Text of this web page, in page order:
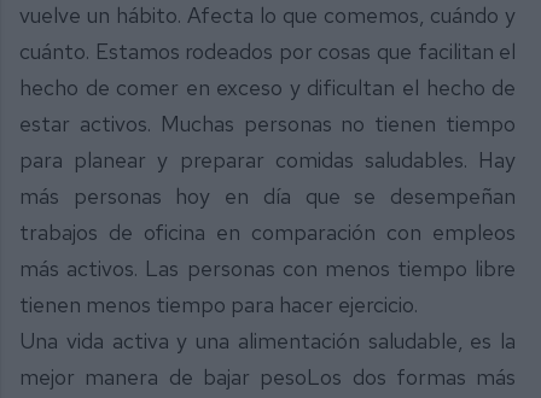
vuelve un hábito. Afecta lo que comemos, cuándo y
cuánto. Estamos rodeados por cosas que facilitan el
hecho de comer en exceso y dificultan el hecho de
estar activos. Muchas personas no tienen tiempo
para planear y preparar comidas saludables. Hay
más personas hoy en día que se desempeñan
trabajos de oficina en comparación con empleos
más activos. Las personas con menos tiempo libre
tienen menos tiempo para hacer ejercicio.
Una vida activa y una alimentación saludable, es la
mejor manera de bajar pesoLos dos formas más